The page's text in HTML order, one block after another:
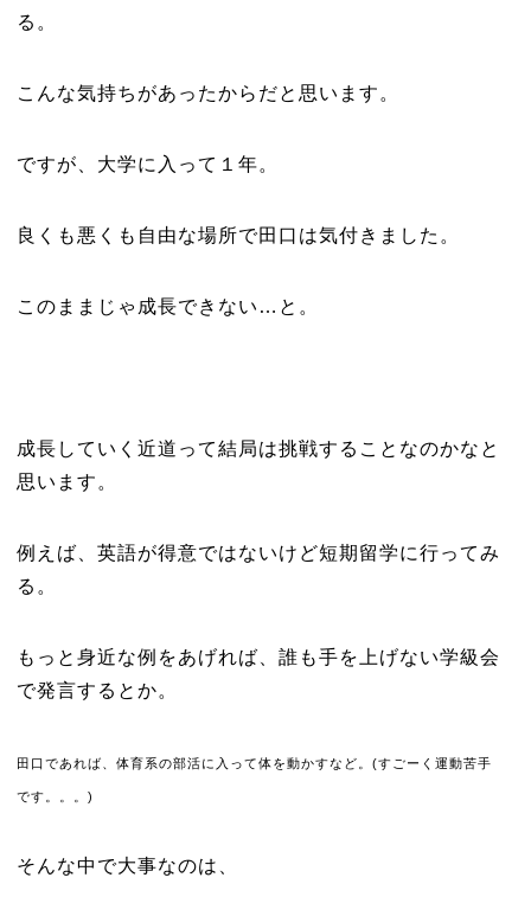
る。
こんな気持ちがあったからだと思います。
ですが、大学に入って１年。
良くも悪くも自由な場所で田口は気付きました。
このままじゃ成長できない…と。
成長していく近道って結局は挑戦することなのかなと
思います。
例えば、英語が得意ではないけど短期留学に行ってみ
る。
もっと身近な例をあげれば、誰も手を上げない学級会
で発言するとか。
田口であれば、体育系の部活に入って体を動かすなど。(すごーく運動苦手
です。。。)
そんな中で大事なのは、